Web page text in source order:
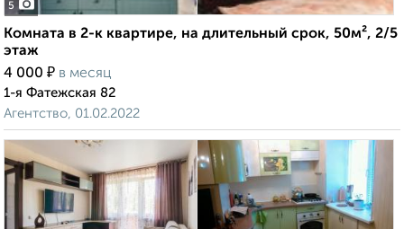
5
Комната в 2-к квартире, на длительный срок, 50м², 2/5
этаж
4 000 ₽ в месяц
1-я Фатежская 82
Агентство, 01.02.2022